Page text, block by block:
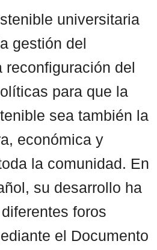
universitaria
gestión del
reconfiguración del
para que la
sea también la
económica y
la comunidad. En
su desarrollo ha
foros
el Documento